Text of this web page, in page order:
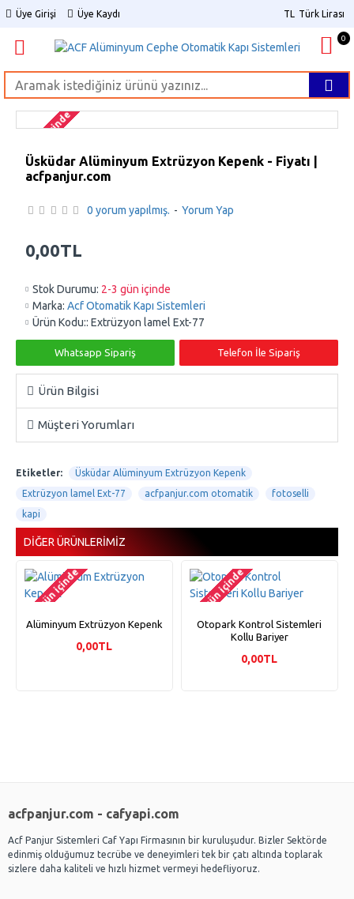
Üye Girişi Üye Kaydı TL Türk Lirası
0
2-3 gün içinde
Üsküdar Alüminyum Extrüzyon Kepenk - Fiyatı |
acfpanjur.com
Stok Durumu: 2-3 gün içinde
Marka: Acf Otomatik Kapı Sistemleri
Ürün Kodu:: Extrüzyon lamel Ext-77
0 yorum yapılmış. - Yorum Yap
0,00TL
Whatsapp Sipariş Telefon İle Sipariş
Ürün Bilgisi
Müşteri Yorumları
Etiketler:
Üsküdar Alüminyum Extrüzyon Kepenk
Extrüzyon lamel Ext-77
acfpanjur.com otomatik
fotoselli
kapi
DIĞER ÜRÜNLERIMIZ
2-3 gün içinde
Alüminyum Extrüzyon Kepenk
0,00TL
2-3 gün içinde
Otopark Kontrol Sistemleri
Kollu Bariyer
0,00TL
acfpanjur.com - cafyapi.com
Acf Panjur Sistemleri Caf Yapı Firmasının bir kuruluşudur. Bizler Sektörde
edinmiş olduğumuz tecrübe ve deneyimleri tek bir çatı altında toplarak
sizlere daha kaliteli ve hızlı hizmet vermeyi hedefliyoruz.